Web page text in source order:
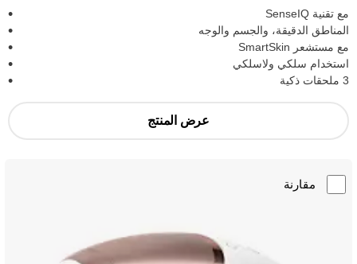
مع تقنية SenseIQ
المناطق الدقيقة، والجسم والوجه
مع مستشعر SmartSkin
استخدام سلكي ولاسلكي
3 ملحقات ذكية
عرض المنتج
مقارنة